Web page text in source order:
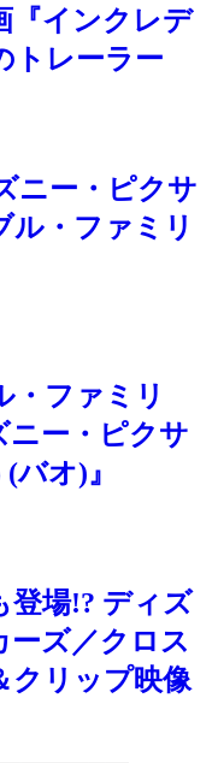
『インクレデ
トレーラー
ニー・ピクサ
ル・ファミリ
・ファミリ
ニー・ピクサ
バオ)』
登場!? ディズ
ーズ／クロス
クリップ映像